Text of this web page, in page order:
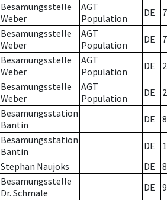
Besamungsstelle
Weber
AGT
Population
DE 7
Besamungsstelle
Weber
AGT
Population
DE 7
Besamungsstelle
Weber
AGT
Population
DE 2
Besamungsstelle
Weber
AGT
Population
DE 2
Besamungsstation
Bantin
DE 8
Besamungsstation
Bantin
DE
Stephan Naujoks DE
8
Besamungsstelle
Dr. Schmale
DE 9